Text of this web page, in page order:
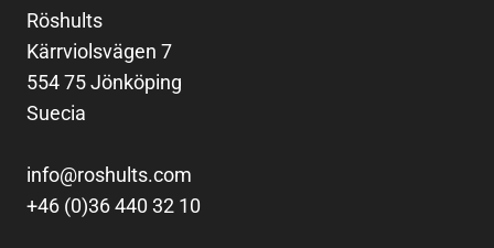
Röshults
Kärrviolsvägen 7
554 75 Jönköping
Suecia
info@roshults.com
+46 (0)36 440 32 10